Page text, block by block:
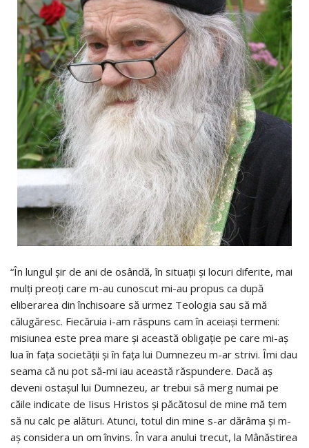
“În lungul şir de ani de osândă, în situaţii şi locuri diferite, mai
mulţi preoţi care m-au cunoscut mi-au propus ca după
eliberarea din închisoare să urmez Teologia sau să mă
călugăresc. Fiecăruia i-am răspuns cam în aceiaşi termeni:
misiunea este prea mare şi această obligaţie pe care mi-aş
lua în faţa societăţii şi în faţa lui Dumnezeu m-ar strivi. Îmi dau
seama că nu pot să-mi iau această răspundere. Dacă aş
deveni ostaşul lui Dumnezeu, ar trebui să merg numai pe
căile indicate de Iisus Hristos şi păcătosul de mine mă tem
să nu calc pe alături. Atunci, totul din mine s-ar dărâma şi m-
aş considera un om învins. În vara anului trecut, la Mânăstirea